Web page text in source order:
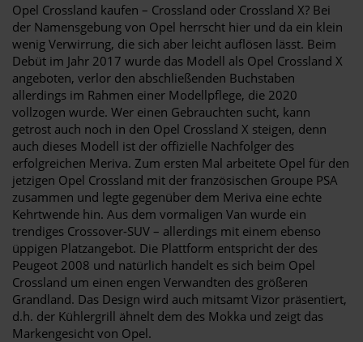
Opel Crossland kaufen – Crossland oder Crossland X? Bei
der Namensgebung von Opel herrscht hier und da ein klein
wenig Verwirrung, die sich aber leicht auflösen lässt. Beim
Debüt im Jahr 2017 wurde das Modell als Opel Crossland X
angeboten, verlor den abschließenden Buchstaben
allerdings im Rahmen einer Modellpflege, die 2020
vollzogen wurde. Wer einen Gebrauchten sucht, kann
getrost auch noch in den Opel Crossland X steigen, denn
auch dieses Modell ist der offizielle Nachfolger des
erfolgreichen Meriva. Zum ersten Mal arbeitete Opel für den
jetzigen Opel Crossland mit der französischen Groupe PSA
zusammen und legte gegenüber dem Meriva eine echte
Kehrtwende hin. Aus dem vormaligen Van wurde ein
trendiges Crossover-SUV – allerdings mit einem ebenso
üppigen Platzangebot. Die Plattform entspricht der des
Peugeot 2008 und natürlich handelt es sich beim Opel
Crossland um einen engen Verwandten des größeren
Grandland. Das Design wird auch mitsamt Vizor präsentiert,
d.h. der Kühlergrill ähnelt dem des Mokka und zeigt das
Markengesicht von Opel.